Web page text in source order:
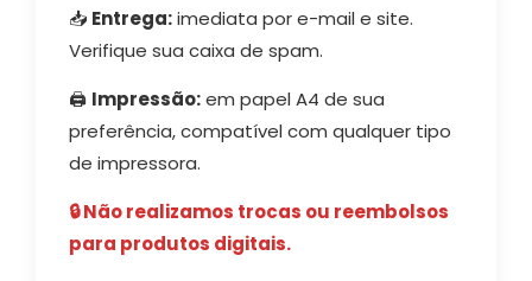
📥 Entrega:imediata por e-mail e site.
Verifique sua caixa de spam.
🖨️ Impressão:em papel A4 de sua
preferência, compatível com qualquer tipo
de impressora.
🔒 Não realizamos trocas ou reembolsos
para produtos digitais.